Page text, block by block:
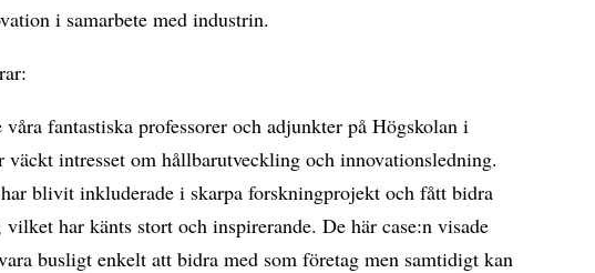
i samarbete med industrin.
fantastiska professorer och adjunkter på Högskolan i
väckt intresset om hållbarutveckling och innovationsledning.
blivit inkluderade i skarpa forskningprojekt och fått bidra
har känts stort och inspirerande. De här case:n visade
busligt enkelt att bidra med som företag men samtidigt kan